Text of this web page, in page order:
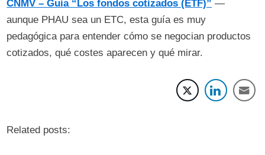
CNMV – Guía “Los fondos cotizados (ETF)” —
aunque PHAU sea un ETC, esta guía es muy
pedagógica para entender cómo se negocian productos
cotizados, qué costes aparecen y qué mirar.
Related posts: